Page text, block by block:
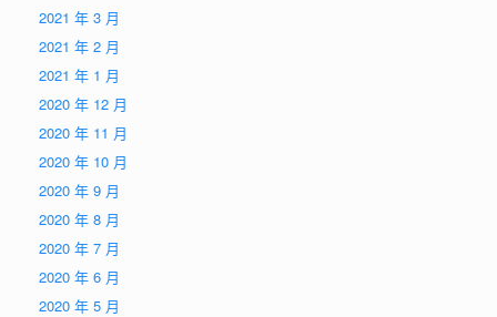
2021 年 3 月
2021 年 2 月
2021 年 1 月
2020 年 12 月
2020 年 11 月
2020 年 10 月
2020 年 9 月
2020 年 8 月
2020 年 7 月
2020 年 6 月
2020 年 5 月